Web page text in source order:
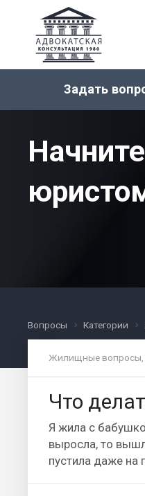
Задать
Вопросы Категории
Жилищные вопросы,
Что
Я жила с
выросла, то
пустила даже на